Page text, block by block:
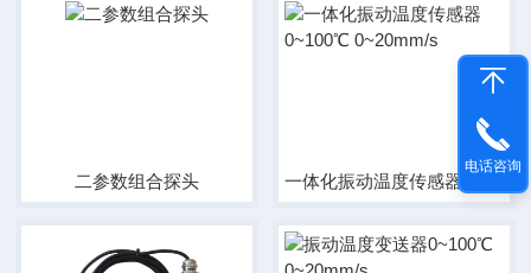
二参数组合探头 一体化振动温度传感器
电话咨询